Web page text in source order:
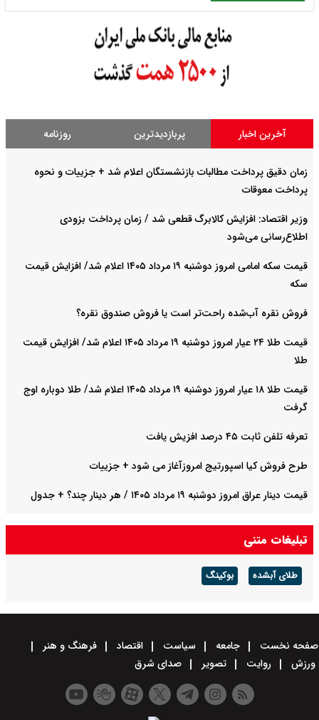
آخرین اخبار پربازدیدترین روزنامه
زمان دقیق پرداخت مطالبات بازنشستگان اعلام شد + جزییات و نحوه
پرداخت معوقات
وزیر اقتصاد: افزایش کالابرگ قطعی شد / زمان پرداخت بزودی
اطلاع‌رسانی می‌شود
قیمت سکه امامی امروز دوشنبه ۱۹ مرداد ۱۴۰۵ اعلام شد/ افزایش قیمت
سکه
فروش نقره آب‌شده راحت‌تر است یا فروش صندوق نقره؟
قیمت طلا ۲۴ عیار امروز دوشنبه ۱۹ مرداد ۱۴۰۵ اعلام شد/ افزایش قیمت
طلا
قیمت طلا ۱۸ عیار امروز دوشنبه ۱۹ مرداد ۱۴۰۵ اعلام شد/ طلا دوباره اوج
گرفت
تعرفه تلفن ثابت ۴۵ درصد افزیش یافت
طرح فروش کیا اسپورتیج امروزآغاز می شود + جزییات
قیمت دینار عراق امروز دوشنبه ۱۹ مرداد ۱۴۰۵ / هر دینار چند؟ + جدول
قیمت دلار توافقی امروز دوشنبه ۱۹ مرداد ۱۴۰۵ اعلام شد/ دلار در قله
تاریخی
تبلیغات متنی
طلای آبشده بوکینگ
صفحه نخست جامعه سیاست اقتصاد
فرهنگ و هنر
ورزش
روایت تصویر صدای شرق